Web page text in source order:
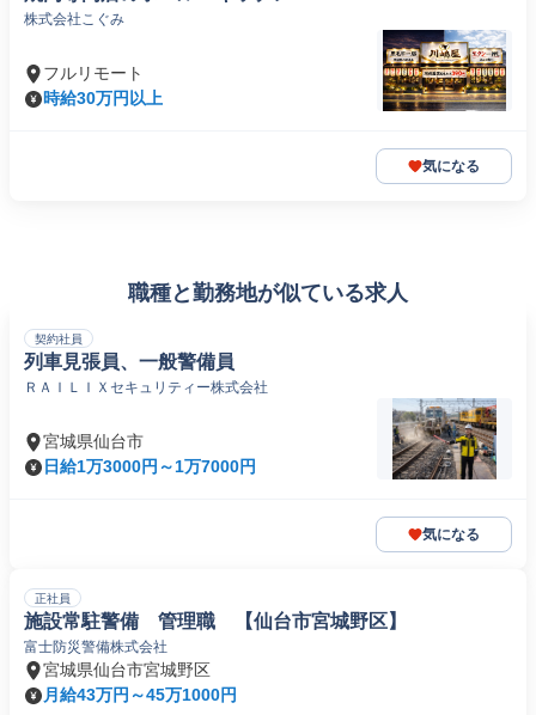
株式会社こぐみ
フルリモート
時給30万円以上
気になる
職種と勤務地が似ている求人
契約社員
列車見張員、一般警備員
ＲＡＩＬＩＸセキュリティー株式会社
宮城県仙台市
日給1万3000円～1万7000円
気になる
正社員
施設常駐警備 管理職 【仙台市宮城野区】
富士防災警備株式会社
宮城県仙台市宮城野区
月給43万円～45万1000円